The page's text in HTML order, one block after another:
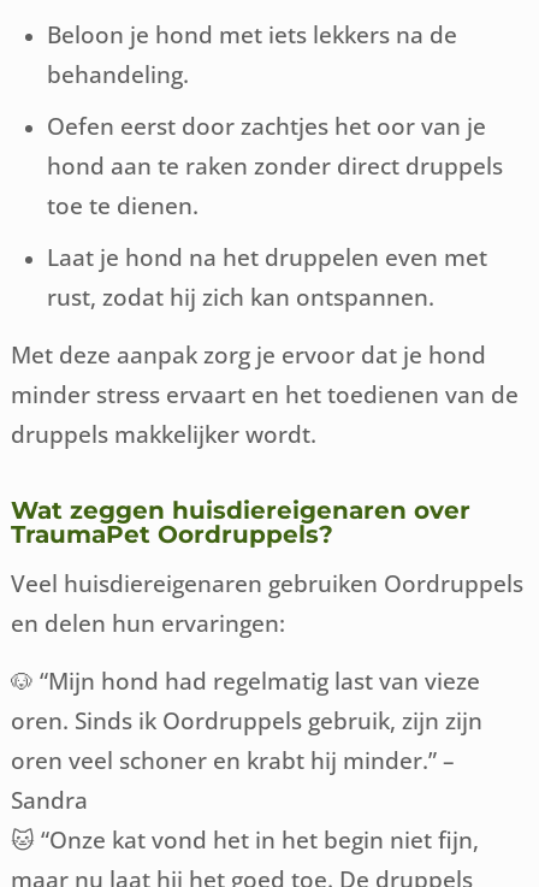
Beloon je hond met iets lekkers na de
behandeling.
Oefen eerst door zachtjes het oor van je
hond aan te raken zonder direct druppels
toe te dienen.
Laat je hond na het druppelen even met
rust, zodat hij zich kan ontspannen.
Met deze aanpak zorg je ervoor dat je hond
minder stress ervaart en het toedienen van de
druppels makkelijker wordt.
Wat zeggen huisdiereigenaren over
TraumaPet Oordruppels?
Veel huisdiereigenaren gebruiken Oordruppels
en delen hun ervaringen:
🐶 “Mijn hond had regelmatig last van vieze
oren. Sinds ik Oordruppels gebruik, zijn zijn
oren veel schoner en krabt hij minder.” –
Sandra
🐱 “Onze kat vond het in het begin niet fijn,
maar nu laat hij het goed toe. De druppels